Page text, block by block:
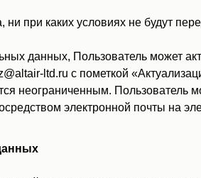
при каких условиях не будут
данных, Пользователь может
ltd.ru с пометкой
неограниченным. Пользователь
электронной почты на